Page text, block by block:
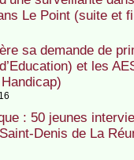
Le Point (suite et
sa demande de
et les
: 50 jeunes
Denis de La